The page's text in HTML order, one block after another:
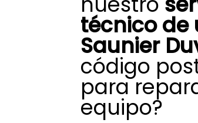
técnico de
Saunier
código
para
equipo?